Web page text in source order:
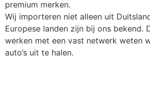
premium merken.
Wij importeren niet alleen uit
Europese landen zijn bij ons bekend.
werken met een vast netwerk weten
auto’s uit te halen.